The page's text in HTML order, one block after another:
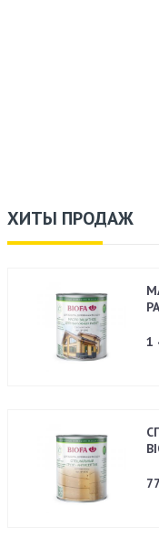
ХИТЫ ПРОДАЖ
1